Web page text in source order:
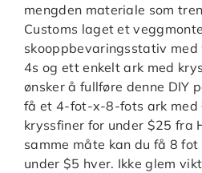
mengden materiale som
Customs laget et
skooppbevaringsstativ
4s og ett enkelt ark med
ønsker å fullføre denne DIY
få et 4-fot-x-8-fots ark med
kryssfiner for under $25 fra
samme måte kan du få 8
under $5 hver. Ikke glem